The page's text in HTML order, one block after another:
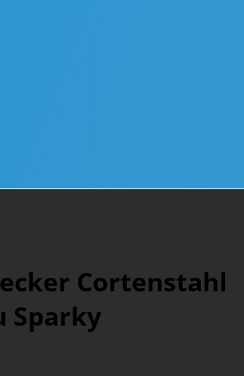
Cortenstahl
Sparky